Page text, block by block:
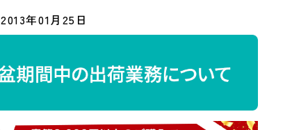
2013年01月25日